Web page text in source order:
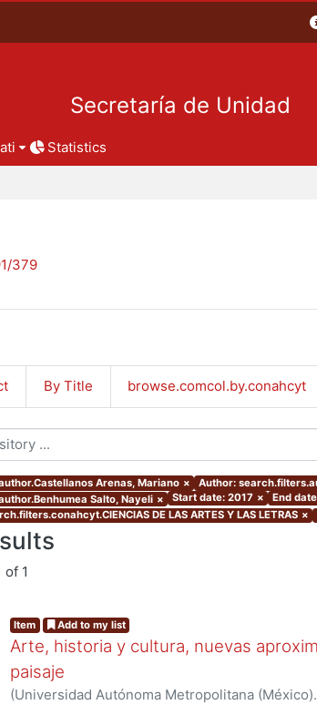
Secretaría de Unidad
Statistics
379
By Title browse.comcol.by.conahcyt
Arenas, Mariano × Author:
Salto, Nayeli × Start date: 2017 × End
DE LAS ARTES Y LAS LETRAS ×
of 1
Item Add to my list
Arte, historia y cultura, nuevas
paisaje
(Universidad Autónoma Metropolitana